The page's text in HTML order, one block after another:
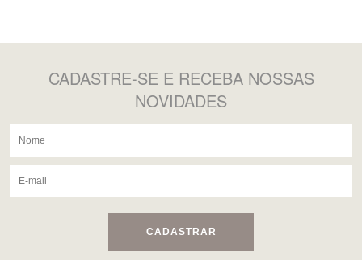
CADASTRE-SE E RECEBA NOSSAS
NOVIDADES
CADASTRAR